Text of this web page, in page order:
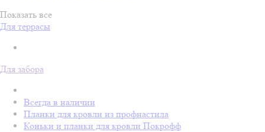
Показать все
Для террасы
Для забора
Всегда в наличии
Планки для кровли из профнастила
Коньки и планки для кровли Покрофф